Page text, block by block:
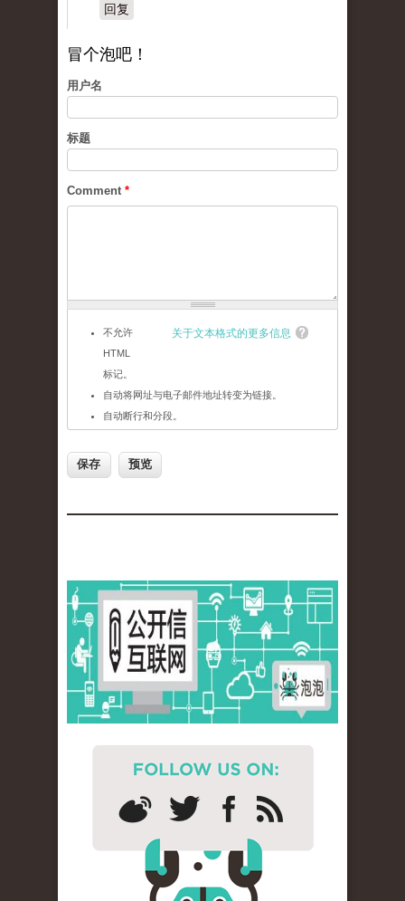
回复
冒个泡吧！
用户名
标题
Comment *
关于文本格式的更多信息
不允许
HTML
标记。
自动将网址与电子邮件地址转变为链接。
自动断行和分段。